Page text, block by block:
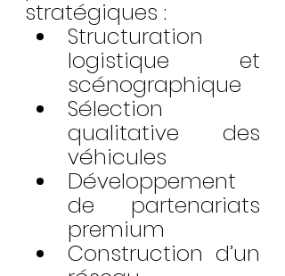
stratégiques :
Structuration
logistique et
scénographique
Sélection
qualitative des
véhicules
Développement
de partenariats
premium
Construction d’un